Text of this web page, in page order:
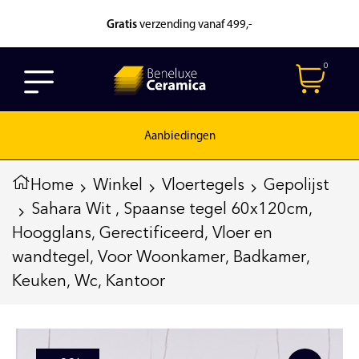
Gratis verzending vanaf 499,-
0
Aanbiedingen
Home Winkel Vloertegels
Gepolijst
Sahara Wit , Spaanse tegel 60x120cm,
Hoogglans, Gerectificeerd, Vloer en
wandtegel, Voor Woonkamer, Badkamer,
Keuken, Wc, Kantoor